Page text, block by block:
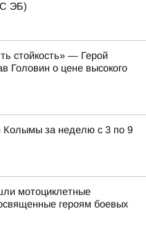
ЭБ)
стойкость» — Герой
Головин о цене высокого
Колымы за неделю с 3 по 9
мотоциклетные
героям боевых